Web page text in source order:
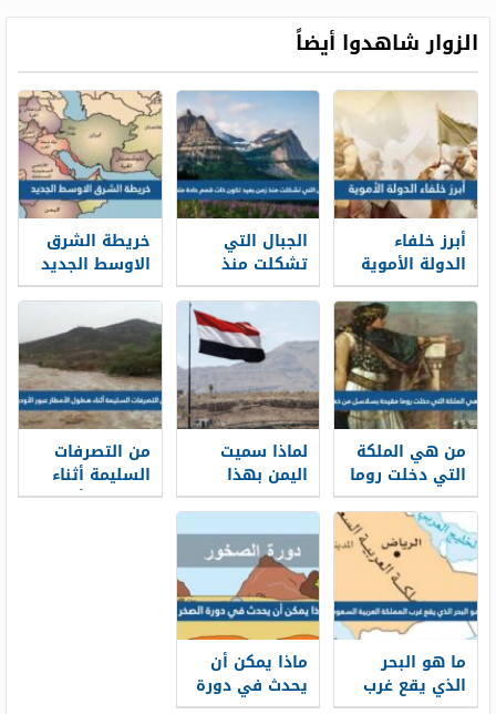
الزوار شاهدوا أيضاً
أبرز خلفاء
الدولة الأموية
الجبال التي
تشكلت منذ
زمن بعيد تكون
ذات قمم حادة
متعرجة.
خريطة الشرق
الاوسط الجديد
مع التحليل 2026
من هي الملكة
التي دخلت روما
مقيدة بسلاسل
من ذهب
لماذا سميت
اليمن بهذا
الاسم؟
من التصرفات
السليمة أثناء
هطول الأمطار
ما هو البحر
الذي يقع غرب
ماذا يمكن أن
يحدث في دورة